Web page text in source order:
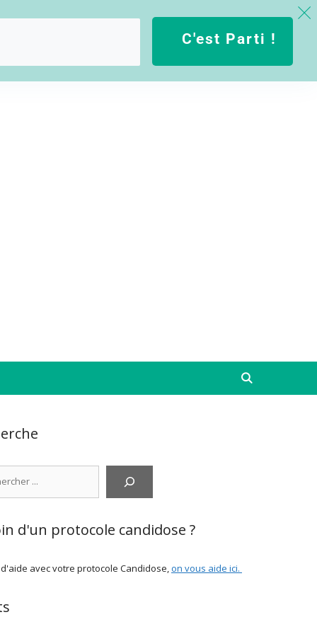
d'un protocole candidose ?
avec votre protocole Candidose, on vous aide ici.
C'est Parti !